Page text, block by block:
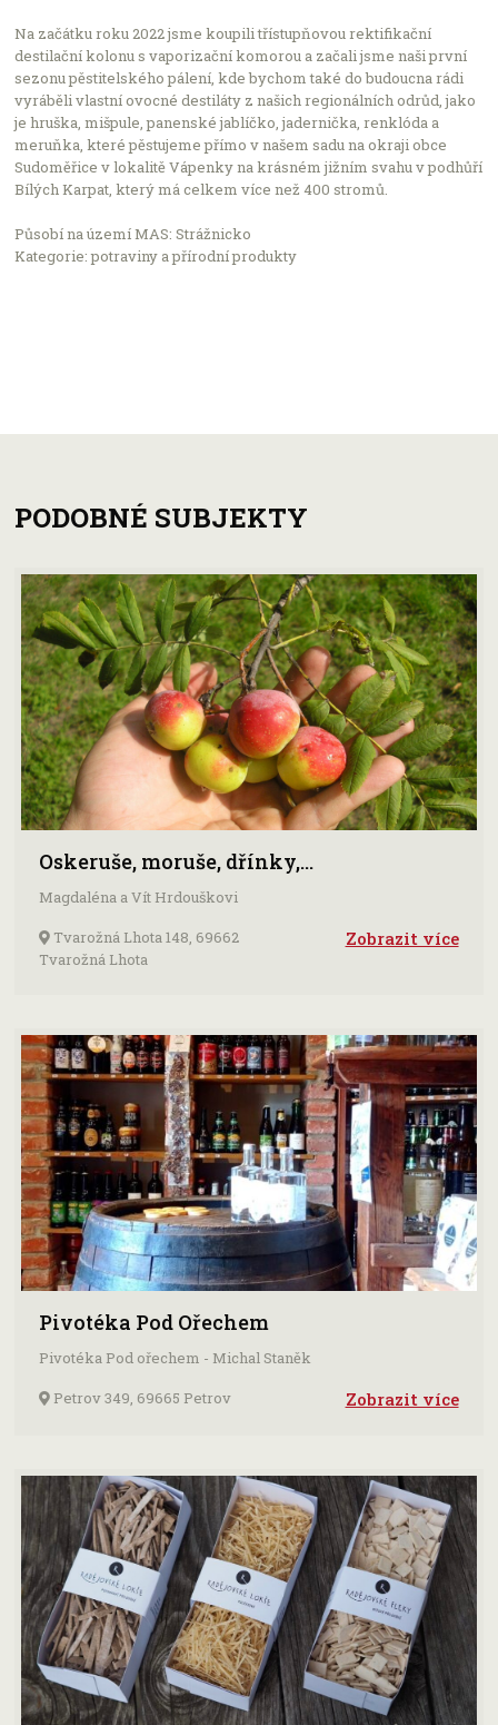
Na začátku roku 2022 jsme koupili třístupňovou rektifikační
destilační kolonu s vaporizační komorou a začali jsme naši první
sezonu pěstitelského pálení, kde bychom také do budoucna rádi
vyráběli vlastní ovocné destiláty z našich regionálních odrůd, jako
je hruška, mišpule, panenské jablíčko, jadernička, renklóda a
meruňka, které pěstujeme přímo v našem sadu na okraji obce
Sudoměřice v lokalitě Vápenky na krásném jižním svahu v podhůří
Bílých Karpat, který má celkem více než 400 stromů.
Působí na území MAS: Strážnicko
Kategorie: potraviny a přírodní produkty
PODOBNÉ SUBJEKTY
Oskeruše, moruše, dřínky,…
Magdaléna a Vít Hrdouškovi
Tvarožná Lhota 148, 69662
Tvarožná Lhota
Zobrazit více
Pivotéka Pod Ořechem
Pivotéka Pod ořechem - Michal Staněk
Petrov 349, 69665 Petrov
Zobrazit více